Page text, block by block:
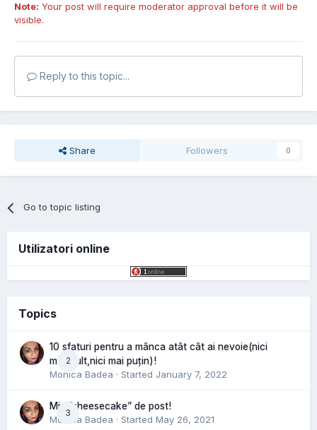
Note: Your post will require moderator approval before it will be
visible.
Reply to this topic...
Share Followers 0
Go to topic listing
Utilizatori online
Topics
2
10 sfaturi pentru a mânca atât cât ai nevoie(nici
mai mult,nici mai puțin)!
Monica Badea · Started January 7, 2022
3
Mini”cheesecake” de post!
Monica Badea · Started May 26, 2021